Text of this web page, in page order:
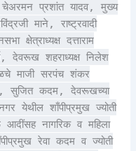
चेअरमन प्रशांत यादव, मुख्य
माने, राष्ट्रवादी
क्षेत्राध्यक्ष दत्ताराम
देवरूख शहराध्यक्ष निलेश
माजी सरपंच शंकर
सुजित कदम, देवरूखच्या
येथील शाँपीप्रमुख ज्योती
नागरिक व महिला
रेवा कदम व ज्योती